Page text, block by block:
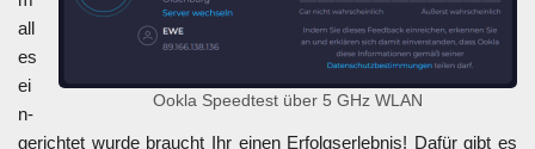
Ook­la Speed­test über 5 GHz WLAN
all
es
ei
n­
ge­rich­tet wur­de braucht Ihr einen Erfolgs­er­leb­nis! Dafür gibt es